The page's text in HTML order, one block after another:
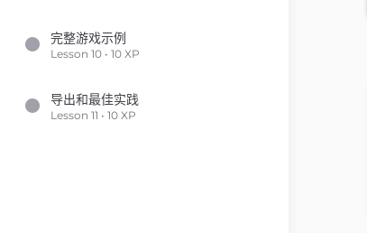
完整游戏示例
Lesson 10 • 10 XP
导出和最佳实践
Lesson 11 • 10 XP